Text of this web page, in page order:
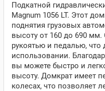
Подкатной
Magnum 1056 LT. Этот
поднятия грузовых
высоту от 160 до 690
рукоятью и педалью, что
использовании.
вы можете быстро и
высоту. Домкрат имеет
колесах, что позволяет